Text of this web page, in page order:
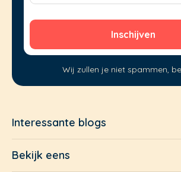
Wij zullen je niet spammen,
Interessante blogs
Bekijk eens